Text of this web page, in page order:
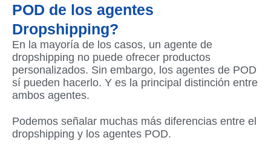
POD de los agentes
Dropshipping?
En la mayoría de los casos, un agente de
dropshipping no puede ofrecer productos
personalizados. Sin embargo, los agentes de POD
sí pueden hacerlo. Y es la principal distinción entre
ambos agentes.
Podemos señalar muchas más diferencias entre el
dropshipping y los agentes POD.